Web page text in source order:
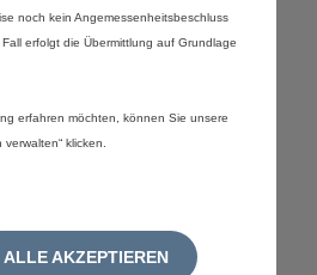
noch kein Angemessenheitsbeschluss
erfolgt die Übermittlung auf Grundlage
erfahren möchten, können Sie unsere
klicken.
ALLE AKZEPTIEREN